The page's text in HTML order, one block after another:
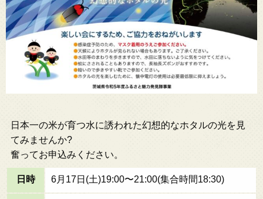
日本一の米が育つ水に誘われた幻想的なホタルの光を見
てみませんか?
奮ってお申込みください。
日時 6月17日(土)19:00〜21:00(集合時間18:30)